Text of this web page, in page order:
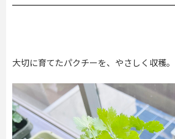
大切に育てたパクチーを、やさしく収穫。